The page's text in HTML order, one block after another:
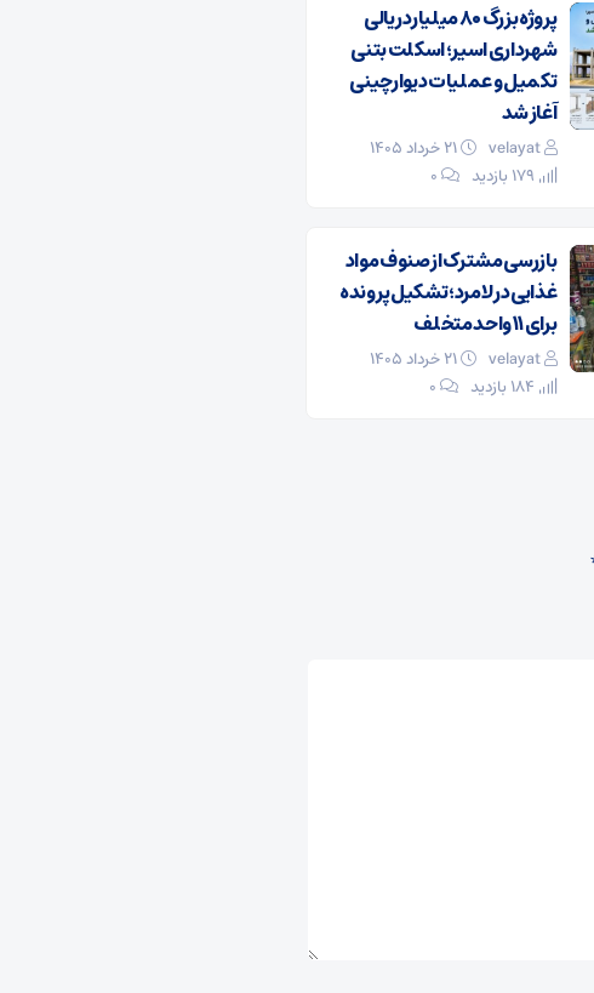
پروژه بزرگ ۸۰ میلیارد ریالی
شهرداری اسیر؛ اسکلت بتنی
تکمیل و عملیات دیوارچینی
آغاز شد
velayat
۲۱ خرداد ۱۴۰۵
۰
بازرسی مشترک از صنوف مواد
غذایی در لامرد؛ تشکیل پرونده
برای ۱۱ واحد متخلف
velayat
۲۱ خرداد ۱۴۰۵
۰